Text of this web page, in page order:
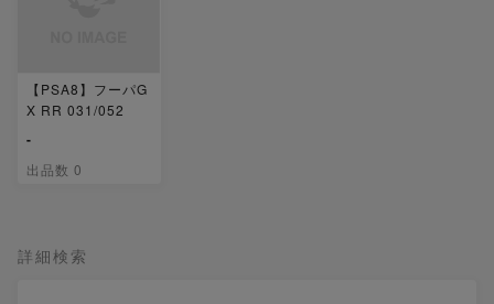
詳細検索
【PSA8】フーパG
X RR 031/052
-
出品数 0